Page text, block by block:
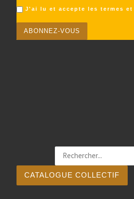
J'ai lu et accepte les termes
CATALOGUE COLLECTIF